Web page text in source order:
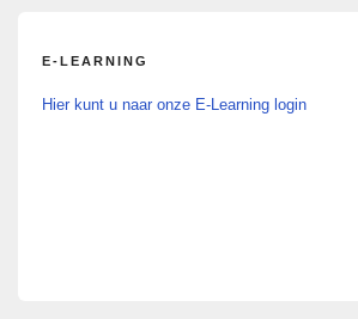
E-LEARNING
Hier kunt u naar onze E-Learning login